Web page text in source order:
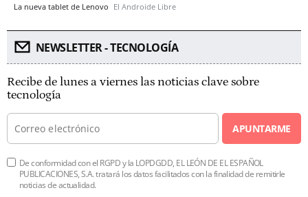
La nueva tablet de Lenovo El Androide Libre
NEWSLETTER - TECNOLOGÍA
Recibe de lunes a viernes las noticias clave sobre
tecnología
APUNTARME
De conformidad con el RGPD y la LOPDGDD, EL LEÓN DE EL ESPAÑOL
PUBLICACIONES, S.A. tratará los datos facilitados con la finalidad de remitirle
noticias de actualidad.